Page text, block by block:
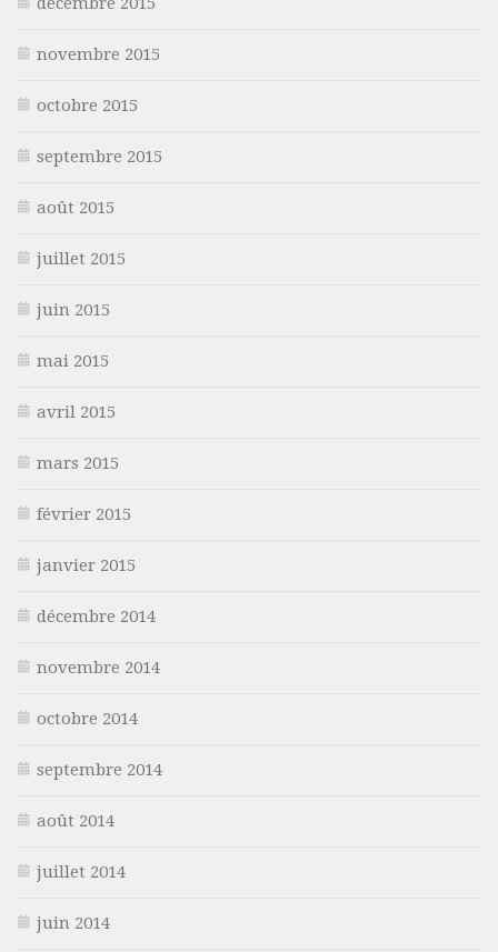
novembre 2015
octobre 2015
septembre 2015
août 2015
juillet 2015
juin 2015
mai 2015
avril 2015
mars 2015
février 2015
janvier 2015
décembre 2014
novembre 2014
octobre 2014
septembre 2014
août 2014
juillet 2014
juin 2014